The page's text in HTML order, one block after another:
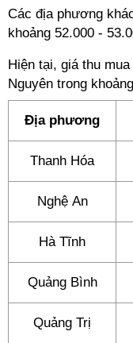
Các địa phương
khoảng 52.000 -
Hiện tại, giá thu
Nguyên trong
Địa phương
Thanh Hóa
Nghệ An
Hà Tĩnh
Quảng Bình
Quảng Trị